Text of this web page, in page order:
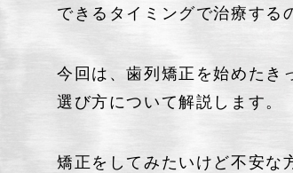
できるタイミングで治療する
今回は、歯列矯正を始めたき
選び方について解説します。
矯正をしてみたいけど不安な